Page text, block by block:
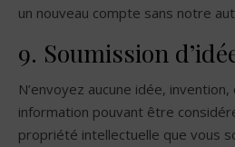
un nouveau compte sans notre
9. Soumission
N’envoyez aucune idée,
information pouvant être
propriété intellectuelle que vous